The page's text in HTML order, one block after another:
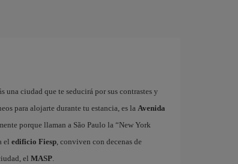
una ciudad que te seducirá por sus contrastes y
para alojarte durante tu estancia, es laAvenida
porque llaman a São Paulo la “New York
el edificio Fiesp, conviven con decenas de
el MASP.